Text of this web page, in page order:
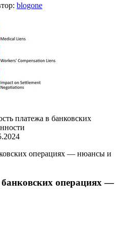
blogone
платежа в банковских
операциях —